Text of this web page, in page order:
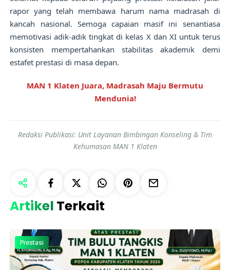
rapor yang telah membawa harum nama madrasah di
kancah nasional. Semoga capaian masif ini senantiasa
memotivasi adik-adik tingkat di kelas X dan XI untuk terus
konsisten mempertahankan stabilitas akademik demi
estafet prestasi di masa depan.
MAN 1 Klaten Juara, Madrasah Maju Bermutu
Mendunia!
Redaksi Publikasi: Unit Layanan Bimbingan Konseling & Tim
Kehumasan MAN 1 Klaten
Artikel Terkait
Prestasi